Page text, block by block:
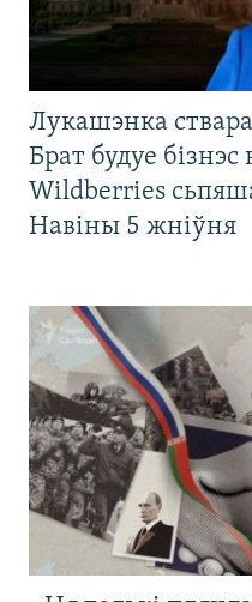
Лукашэнка
Брат будуе
Wildberries
Навіны 5 жніўня